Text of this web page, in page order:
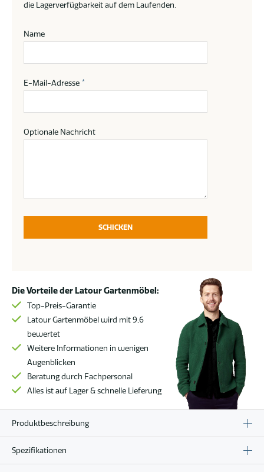
die Lagerverfügbarkeit auf dem Laufenden.
Name
E-Mail-Adresse *
Optionale Nachricht
SCHICKEN
Die Vorteile der Latour Gartenmöbel:
Top-Preis-Garantie
Latour Gartenmöbel wird mit 9,6
bewertet
Weitere Informationen in wenigen
Augenblicken
Beratung durch Fachpersonal
Alles ist auf Lager & schnelle Lieferung
Produktbeschreibung
Spezifikationen